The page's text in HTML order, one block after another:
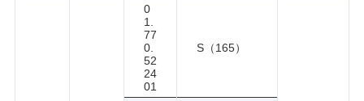
0
1.
77
0.
52
24
01
S（165）